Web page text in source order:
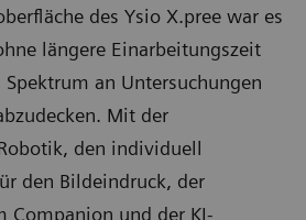
des Ysio X.pree war es
längere Einarbeitungszeit
an Untersuchungen
Mit der
den individuell
den Bildeindruck, der
Companion und der KI-